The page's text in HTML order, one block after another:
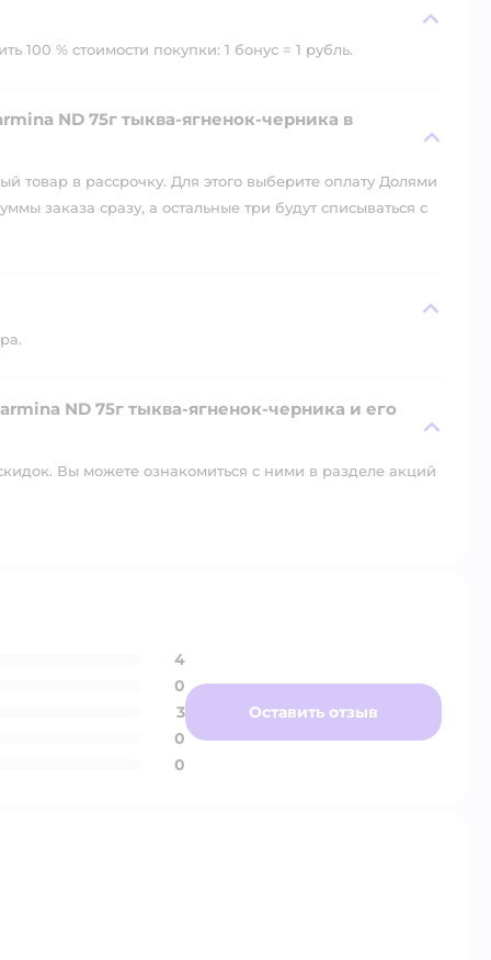
100 % стоимости покупки: 1 бонус = 1 рубль.
ND 75г тыква-ягненок-черника в
товар в рассрочку. Для этого выберите оплату Долями
заказа сразу, а остальные три будут списываться с
ND 75г тыква-ягненок-черника и его
Вы можете ознакомиться с ними в разделе акций
4
0
3
0
0
Оставить отзыв